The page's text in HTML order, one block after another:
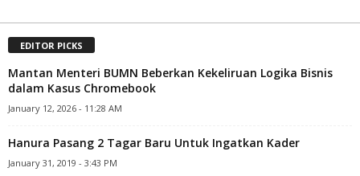
EDITOR PICKS
Mantan Menteri BUMN Beberkan Kekeliruan Logika Bisnis
dalam Kasus Chromebook
January 12, 2026 - 11:28 AM
Hanura Pasang 2 Tagar Baru Untuk Ingatkan Kader
January 31, 2019 - 3:43 PM